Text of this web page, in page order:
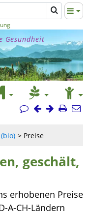
Gesundheit
Preise
geschält,
erhobenen Preise
A-CH-Ländern